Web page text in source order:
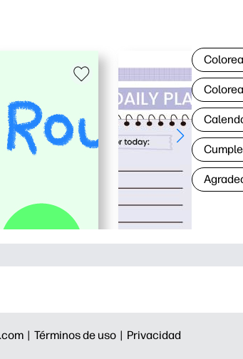
| Términos de uso | Privacidad